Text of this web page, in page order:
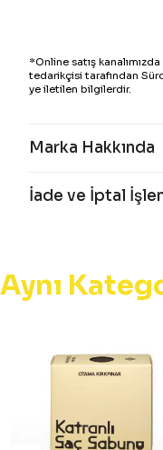
*Online satış
tedarikçisi tarafından
ye iletilen bilgilerdir.
Marka Hakkında
İade ve İptal
Aynı